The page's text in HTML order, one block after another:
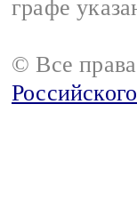
графе
© Все